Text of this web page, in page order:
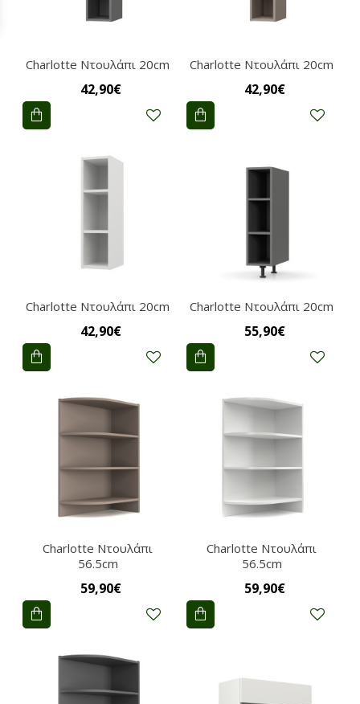
Charlotte Nτουλάπι 20cm
42,90€
Charlotte Nτουλάπι 20cm
42,90€
Charlotte Nτουλάπι 20cm
42,90€
Charlotte Nτουλάπι 20cm
55,90€
Charlotte Nτουλάπι
56.5cm
59,90€
Charlotte Nτουλάπι
56.5cm
59,90€